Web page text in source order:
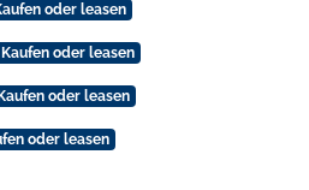
oder leasen
oder leasen
oder leasen
oder leasen